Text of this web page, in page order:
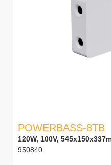
POWERBASS-8TB
120W, 100V,
950840